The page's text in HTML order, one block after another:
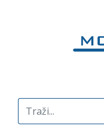
Search
for: